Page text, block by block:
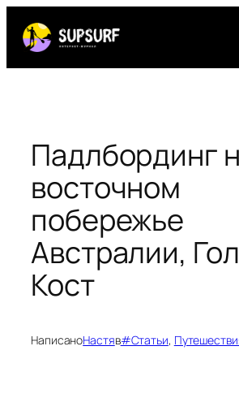
содержимому
Падлбординг
восточном
побережье
Австралии,
Кост
НаписаноНастяв#Статьи,